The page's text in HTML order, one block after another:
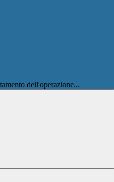
dell'operazione...